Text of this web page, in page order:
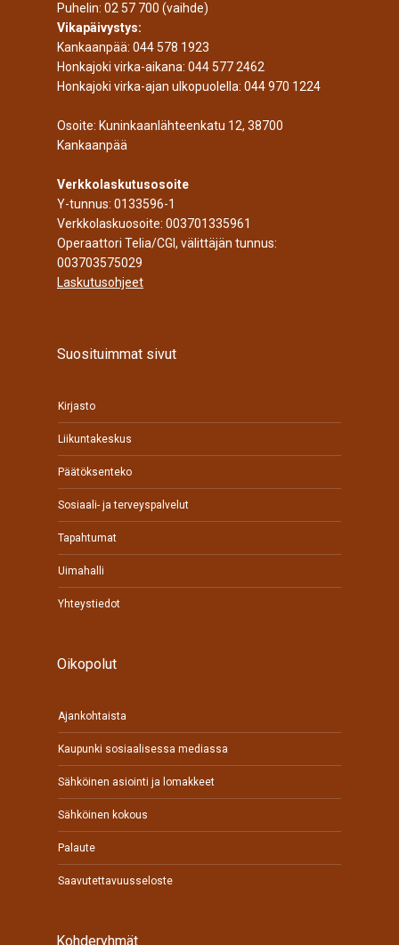
Puhelin: 02 57 700 (vaihde)
Vikapäivystys:
Kankaanpää: 044 578 1923
Honkajoki virka-aikana: 044 577 2462
Honkajoki virka-ajan ulkopuolella: 044 970 1224
Osoite: Kuninkaanlähteenkatu 12, 38700
Kankaanpää
Verkkolaskutusosoite
Y-tunnus: 0133596-1
Verkkolaskuosoite: 003701335961
Operaattori Telia/CGI, välittäjän tunnus:
003703575029
Laskutusohjeet
Suosituimmat sivut
Kirjasto
Liikuntakeskus
Päätöksenteko
Sosiaali- ja terveyspalvelut
Tapahtumat
Uimahalli
Yhteystiedot
Oikopolut
Ajankohtaista
Kaupunki sosiaalisessa mediassa
Sähköinen asiointi ja lomakkeet
Sähköinen kokous
Palaute
Saavutettavuusseloste
Kohderyhmät